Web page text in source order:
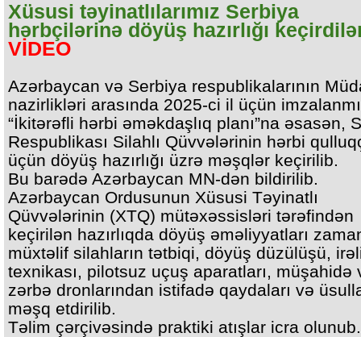
Xüsusi təyinatlılarımız Serbiya
hərbçilərinə döyüş hazırlığı
VİDEO
Azərbaycan və Serbiya respublikalarının
nazirlikləri arasında 2025-ci il üçün
“İkitərəfli hərbi əməkdaşlıq planı”na əsasən,
Respublikası Silahlı Qüvvələrinin hərbi
üçün döyüş hazırlığı üzrə məşqlər keçirilib.
Bu barədə Azərbaycan MN-dən bildirilib.
Azərbaycan Ordusunun Xüsusi Təyinatlı
Qüvvələrinin (XTQ) mütəxəssisləri tərəfindən
keçirilən hazırlıqda döyüş əməliyyatları
müxtəlif silahların tətbiqi, döyüş düzülüşü,
texnikası, pilotsuz uçuş aparatları, müşahidə
zərbə dronlarından istifadə qaydaları və
məşq etdirilib.
Təlim çərçivəsində praktiki atışlar icra olunub.